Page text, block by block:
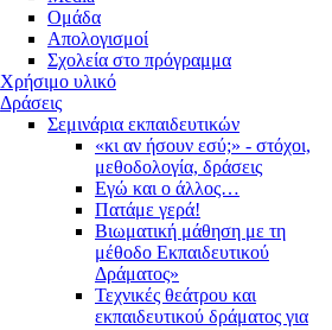
Ομάδα
Απολογισμοί
Σχολεία στο πρόγραμμα
Χρήσιμο υλικό
Δράσεις
Σεμινάρια εκπαιδευτικών
«κι αν ήσουν εσύ;» - στόχοι,
μεθοδολογία, δράσεις
Εγώ και ο άλλος…
Πατάμε γερά!
Βιωματική μάθηση με τη
μέθοδο Εκπαιδευτικού
Δράματος»
Τεχνικές θεάτρου και
εκπαιδευτικού δράματος για